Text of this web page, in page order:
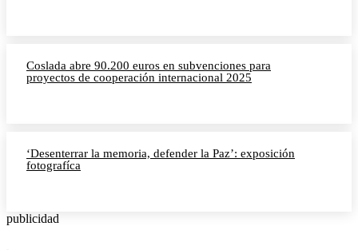
Coslada abre 90.200 euros en subvenciones para
proyectos de cooperación internacional 2025
‘Desenterrar la memoria, defender la Paz’: exposición
fotografíca
publicidad